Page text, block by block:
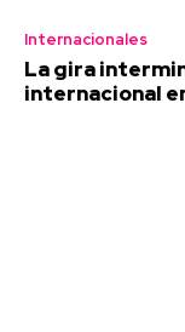
Internacionales
La gira
internacional